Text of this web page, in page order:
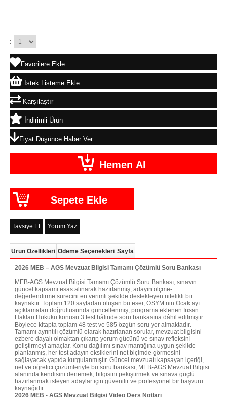
:
Favorilere Ekle
İstek Listeme Ekle
Karşılaştır
İndirimli Ürün
Fiyat Düşünce Haber Ver
Tavsiye Et Yorum Yaz
Ürün Özellikleri Ödeme Seçenekleri Sayfa
2026 MEB – AGS Mevzuat Bilgisi Tamamı Çözümlü Soru Bankası
MEB-AGS Mevzuat Bilgisi Tamamı Çözümlü Soru Bankası, sınavın
güncel kapsamı esas alınarak hazırlanmış, adayın ölçme-
değerlendirme sürecini en verimli şekilde destekleyen nitelikli bir
kaynaktır. Toplam 120 sayfadan oluşan bu eser, ÖSYM’nin Ocak ayı
açıklamaları doğrultusunda güncellenmiş; programa eklenen İnsan
Hakları Hukuku konusu 3 test hâlinde soru bankasına dâhil edilmiştir.
Böylece kitapta toplam 48 test ve 585 özgün soru yer almaktadır.
Tamamı ayrıntılı çözümlü olarak hazırlanan sorular, mevzuat bilgisini
ezbere dayalı olmaktan çıkarıp yorum gücünü ve sınav refleksini
geliştirmeyi amaçlar. Konu dağılımı sınav mantığına uygun şekilde
planlanmış, her test adayın eksiklerini net biçimde görmesini
sağlayacak yapıda kurgulanmıştır. Güncel mevzuatı kapsayan içeriği,
net ve öğretici çözümleriyle bu soru bankası; MEB-AGS Mevzuat Bilgisi
alanında kendisini denemek, bilgisini pekiştirmek ve sınava güçlü
hazırlanmak isteyen adaylar için güvenilir ve profesyonel bir başvuru
kaynağıdır.
2026 MEB - AGS Mevzuat Bilgisi Video Ders Notları